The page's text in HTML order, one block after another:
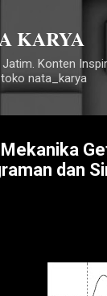
KARYA
Konten
nata_karya
dan